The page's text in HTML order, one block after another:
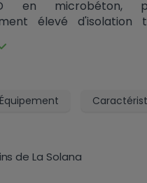
en microbéton,
élevé
isolants sans ponts
officielle dépende
sera
le marché.
conçus avec
optimal et un confort
Équipement
de La Solana